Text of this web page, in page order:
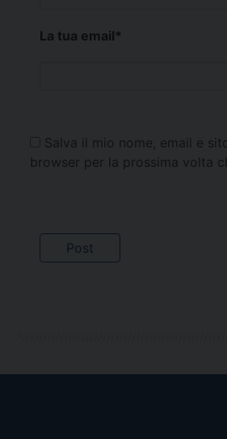
La tua email*
Salva il mio nome, email e
browser per la prossima volta